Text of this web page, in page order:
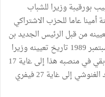
الحبيب بورقيبة وزيرا للشباب
السنة أمينا عاما للحزب الاشتراكي
وفي 27 جويلية 1988 تمّ تعيينه من قبل الرئيس الجديد بن
علي وزيرا للعدل وذلك إلى غاية 27 سبتمبر 1989 تاريخ تعيينه وزيرا
أوّل خلفا للأستاذ الهادي البكوش. وقد بقي في منصبه هذا إلى غاية 17
نوفمبر 1999 حيث خَلفَهُ الأستاذ محمّد الغنوشي إلى غاية 27 فيفري